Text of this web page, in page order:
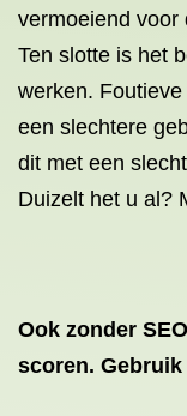
vermoeiend voor
Ten slotte is het
werken.
een slechtere
dit met een
Duizelt het u al?
Ook zonder
scoren. Gebruik